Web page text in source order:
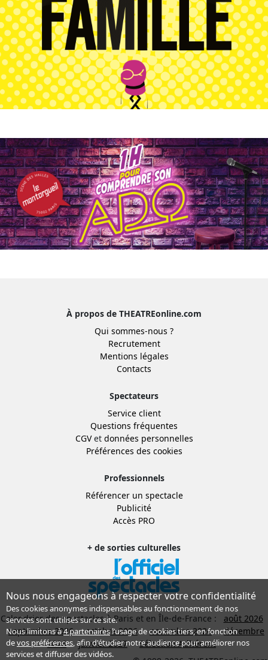
À propos de THEATREonline.com
Qui sommes-nous ?
Recrutement
Mentions légales
Contacts
Spectateurs
Service client
Questions fréquentes
CGVet données personnelles
Préférences des cookies
Professionnels
Référencer un spectacle
Publicité
Accès PRO
+ de sorties culturelles
Calendrier des spectacles à Paris et en Île-de-France :
août 2026
septembre 2026
octobre 2026 novembre 2026
décembre
2026
janvier 2027
Sélection Adhérent
Nous nous engageons à respecter votre confidentialité
Des cookies anonymes indispensables au fonctionnement de nos
services sont utilisés sur ce site.
Nous limitons à4 partenairesl’usage de cookies tiers, en fonction
devos préférences, afin d'étudier notre audience pour améliorer nos
services et diffuser des vidéos.